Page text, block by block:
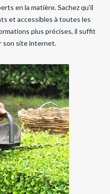
en la matière. Sachez qu'il
et accessibles à toutes les
plus précises, il suffit
son site internet.